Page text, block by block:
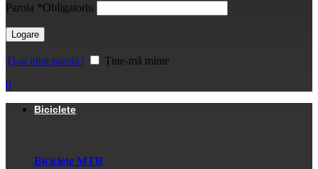
Parola *Obligatoriu
Logare
Ți-ai uitat parola?
Ține-mă minte
0
Biciclete
Biciclete MTB